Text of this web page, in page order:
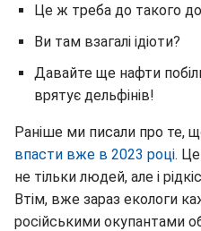
Це ж треба до такого
Ви там взагалі ідіоти?
Давайте ще нафти
врятує дельфінів!
Раніше ми писали про те,
впасти вже в 2023 році.
не тільки людей, але і
Втім, вже зараз екологи
російськими окупантами